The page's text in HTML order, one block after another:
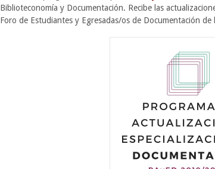
Biblioteconomía y Documentación. Recibe las
Foro de Estudiantes y Egresadas/os de Documentación de